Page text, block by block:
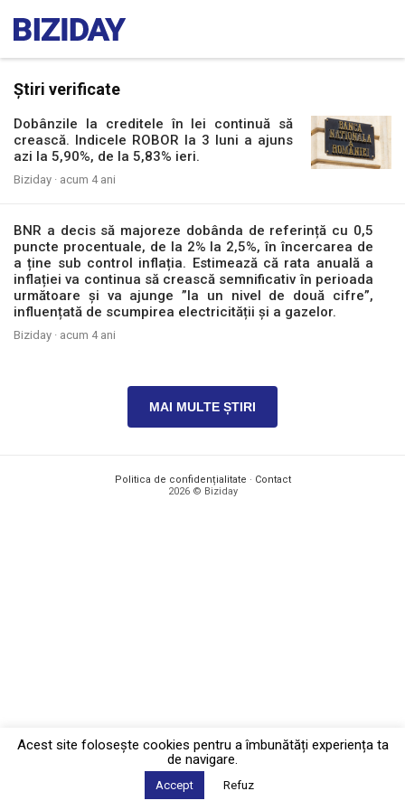
Știri verificate
Dobânzile la creditele în lei continuă să
crească. Indicele ROBOR la 3 luni a ajuns
azi la 5,90%, de la 5,83% ieri.
Biziday · acum 4 ani
BNR a decis să majoreze dobânda de referință cu 0,5
puncte procentuale, de la 2% la 2,5%, în încercarea de
a ține sub control inflația. Estimează că rata anuală a
inflației va continua să crească semnificativ în perioada
următoare și va ajunge ”la un nivel de două cifre”,
influențată de scumpirea electricității și a gazelor.
Biziday · acum 4 ani
MAI MULTE ȘTIRI
Politica de confidențialitate · Contact
2026 © Biziday
Acest site foloseşte cookies pentru a îmbunătăți experiența ta
de navigare.
Accept Refuz